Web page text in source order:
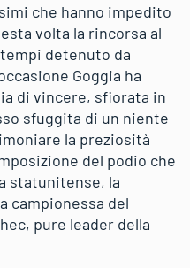
che hanno impedito
volta la rincorsa al
detenuto da
Goggia ha
di vincere, sfiorata in
sfuggita di un niente
la preziosità
del podio che
statunitense, la
campionessa del
pure leader della